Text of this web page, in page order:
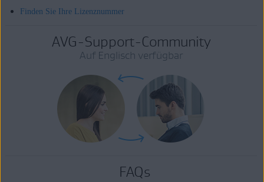
Finden Sie Ihre Lizenznummer
AVG-Support-Community
Auf Englisch verfügbar
FAQs